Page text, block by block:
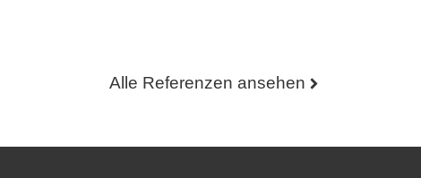
Alle Referenzen ansehen